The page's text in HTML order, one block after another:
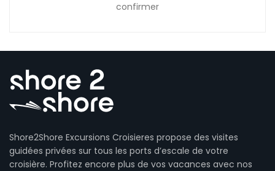
confirmer
Shore2Shore Excursions Croisieres propose des visites
guidées privées sur tous les ports d’escale de votre
croisière. Profitez encore plus de vos vacances avec nos